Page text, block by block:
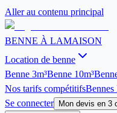
Aller au contenu principal
BENNE À LAMAISON
Location de benne
Benne 3m³Benne 10m³
Nos tarifs compétitifs
Se connecter
Mon devis en 3